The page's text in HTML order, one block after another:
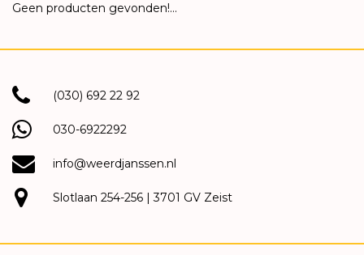
Geen producten gevonden!...
(030) 692 22 92
030-6922292
info@weerdjanssen.nl
Slotlaan 254-256 | 3701 GV Zeist